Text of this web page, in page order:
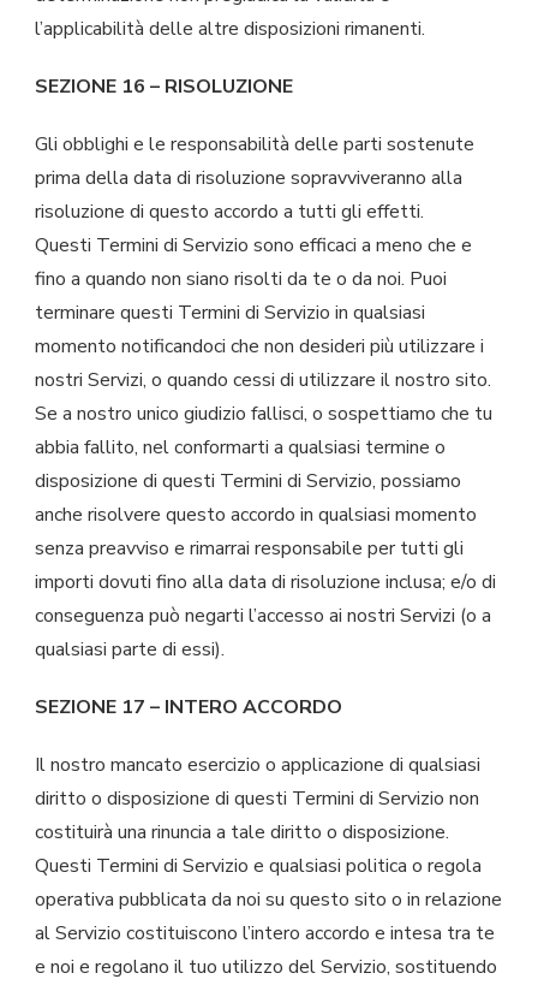
l’applicabilità delle altre disposizioni rimanenti.
SEZIONE 16 – RISOLUZIONE
Gli obblighi e le responsabilità delle parti sostenute
prima della data di risoluzione sopravviveranno alla
risoluzione di questo accordo a tutti gli effetti.
Questi Termini di Servizio sono efficaci a meno che e
fino a quando non siano risolti da te o da noi. Puoi
terminare questi Termini di Servizio in qualsiasi
momento notificandoci che non desideri più utilizzare i
nostri Servizi, o quando cessi di utilizzare il nostro sito.
Se a nostro unico giudizio fallisci, o sospettiamo che tu
abbia fallito, nel conformarti a qualsiasi termine o
disposizione di questi Termini di Servizio, possiamo
anche risolvere questo accordo in qualsiasi momento
senza preavviso e rimarrai responsabile per tutti gli
importi dovuti fino alla data di risoluzione inclusa; e/o di
conseguenza può negarti l’accesso ai nostri Servizi (o a
qualsiasi parte di essi).
SEZIONE 17 – INTERO ACCORDO
Il nostro mancato esercizio o applicazione di qualsiasi
diritto o disposizione di questi Termini di Servizio non
costituirà una rinuncia a tale diritto o disposizione.
Questi Termini di Servizio e qualsiasi politica o regola
operativa pubblicata da noi su questo sito o in relazione
al Servizio costituiscono l’intero accordo e intesa tra te
e noi e regolano il tuo utilizzo del Servizio, sostituendo